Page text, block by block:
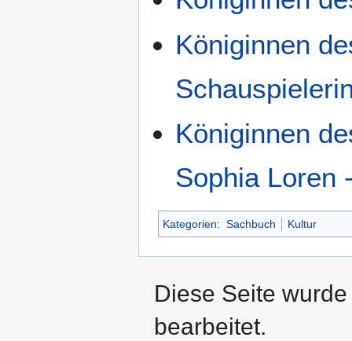
Königinnen
Königinnen
Sophia Loren
Kategorien: Sachbuch Kultur
Diese Seite
bearbeitet.